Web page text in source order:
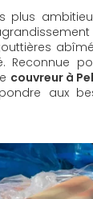
plus
Reconnue
couvreur à
aux